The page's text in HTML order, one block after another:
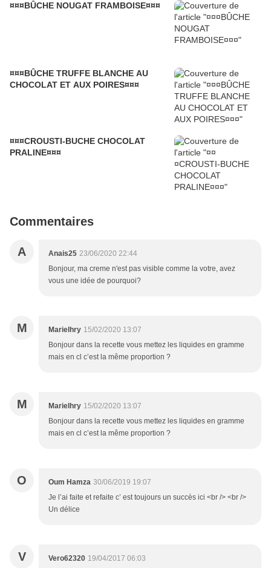
¤¤¤BÛCHE NOUGAT FRAMBOISE¤¤¤
¤¤¤BÛCHE TRUFFE BLANCHE AU
CHOCOLAT ET AUX POIRES¤¤¤
¤¤¤CROUSTI-BUCHE CHOCOLAT
PRALINE¤¤¤
Commentaires
A Anais25 23/06/2020 22:44
Bonjour, ma creme n'est pas visible comme la votre, avez
vous une idée de pourquoi?
M Marielhry 15/02/2020 13:07
Bonjour dans la recette vous mettez les liquides en gramme
mais en cl c’est la même proportion ?
M Marielhry 15/02/2020 13:07
Bonjour dans la recette vous mettez les liquides en gramme
mais en cl c’est la même proportion ?
O Oum Hamza 30/06/2019 19:07
Je l’ai faite et refaite c’ est toujours un succès ici <br /> <br />
Un délice
V Vero62320 19/04/2017 06:03